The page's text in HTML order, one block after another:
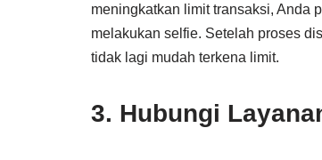
meningkatkan limit transaksi, Anda
melakukan selfie. Setelah proses
tidak lagi mudah terkena limit.
3. Hubungi